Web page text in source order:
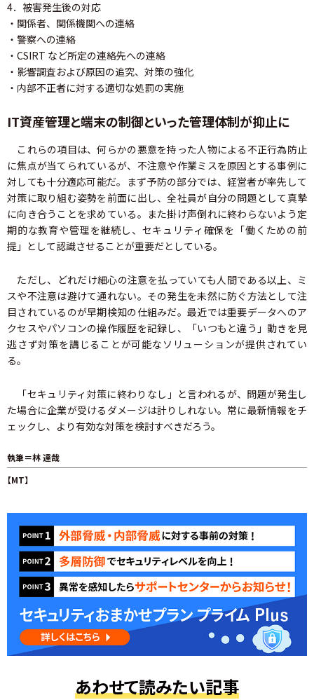
4．被害発生後の対応
・関係者、関係機関への連絡
・警察への連絡
・CSIRT など所定の連絡先への連絡
・影響調査および原因の追究、対策の強化
・内部不正者に対する適切な処罰の実施
IT資産管理と端末の制御といった管理体制が抑止に
これらの項目は、何らかの悪意を持った人物による不正行為防止
に焦点が当てられているが、不注意や作業ミスを原因とする事例に
対しても十分適応可能だ。まず予防の部分では、経営者が率先して
対策に取り組む姿勢を前面に出し、全社員が自分の問題として真摯
に向き合うことを求めている。また掛け声倒れに終わらないよう定
期的な教育や管理を継続し、セキュリティ確保を「働くための前
提」として認識させることが重要だとしている。
ただし、どれだけ細心の注意を払っていても人間である以上、ミ
スや不注意は避けて通れない。その発生を未然に防ぐ方法として注
目されているのが早期検知の仕組みだ。最近では重要データへのア
クセスやパソコンの操作履歴を記録し、「いつもと違う」動きを見
逃さず対策を講じることが可能なソリューションが提供されてい
る。
「セキュリティ対策に終わりなし」と言われるが、問題が発生し
た場合に企業が受けるダメージは計りしれない。常に最新情報をチ
ェックし、より有効な対策を検討すべきだろう。
執筆＝林 達哉
【MT】
あわせて読みたい記事